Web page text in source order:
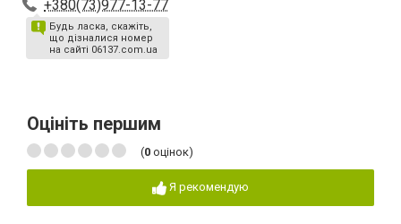
+380(73)977-13-77
Будь ласка, скажіть,
що дізналися номер
на сайті 06137.com.ua
Оцініть першим
(0 оцінок)
Я рекомендую